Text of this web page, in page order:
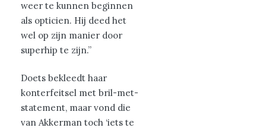
weer te kunnen beginnen
als opticien. Hij deed het
wel op zijn manier door
superhip te zijn.”
Doets bekleedt haar
konterfeitsel met bril-met-
statement, maar vond die
van Akkerman toch ‘iets te